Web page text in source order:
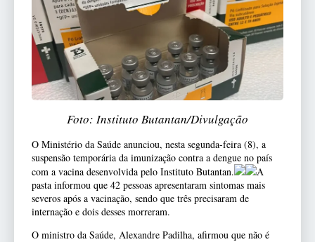
Foto: Instituto Butantan/Divulgação
O Ministério da Saúde anunciou, nesta segunda-feira (8), a
suspensão temporária da imunização contra a dengue no país
com a vacina desenvolvida pelo Instituto Butantan.
A
pasta informou que 42 pessoas apresentaram sintomas mais
severos após a vacinação, sendo que três precisaram de
internação e dois desses morreram.
O ministro da Saúde, Alexandre Padilha, afirmou que não é